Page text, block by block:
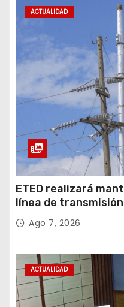
ACTUALIDAD
ETED realizará
línea de
Ago 7, 2026
ACTUALIDAD